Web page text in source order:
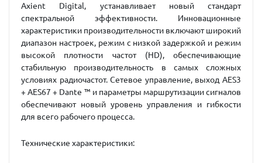
Axient Digital, устанавливает новый стандарт
спектральной эффективности. Инновационные
характеристики производительности включают широкий
диапазон настроек, режим с низкой задержкой и режим
высокой плотности частот (HD), обеспечивающие
стабильную производительность в самых сложных
условиях радиочастот. Сетевое управление, выход AES3
+ AES67 + Dante ™ и параметры маршрутизации сигналов
обеспечивают новый уровень управления и гибкости
для всего рабочего процесса.
Технические характеристики: